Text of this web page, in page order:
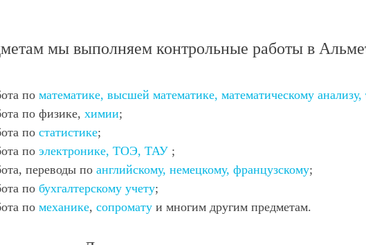
мы выполняем контрольные работы в
по математике, высшей математике, математическому анализу,
по физике, химии;
по статистике;
по электронике, ТОЭ, ТАУ ;
переводы по английскому, немецкому, французскому;
по бухгалтерскому учету;
по механике, сопромату и многим другим предметам.